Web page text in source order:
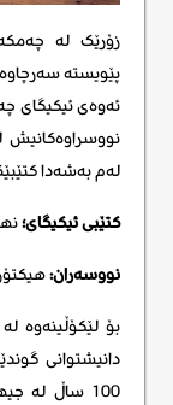
زۆرێک لە
پێویستە
ئەوەی ئیکیگای
نووسراوەکانیش
لەم بەشەدا
کتێبی ئیکیگای؛
نووسەران:
بۆ لێکۆڵینەوە
دانیشتوانی
100 ساڵ لە